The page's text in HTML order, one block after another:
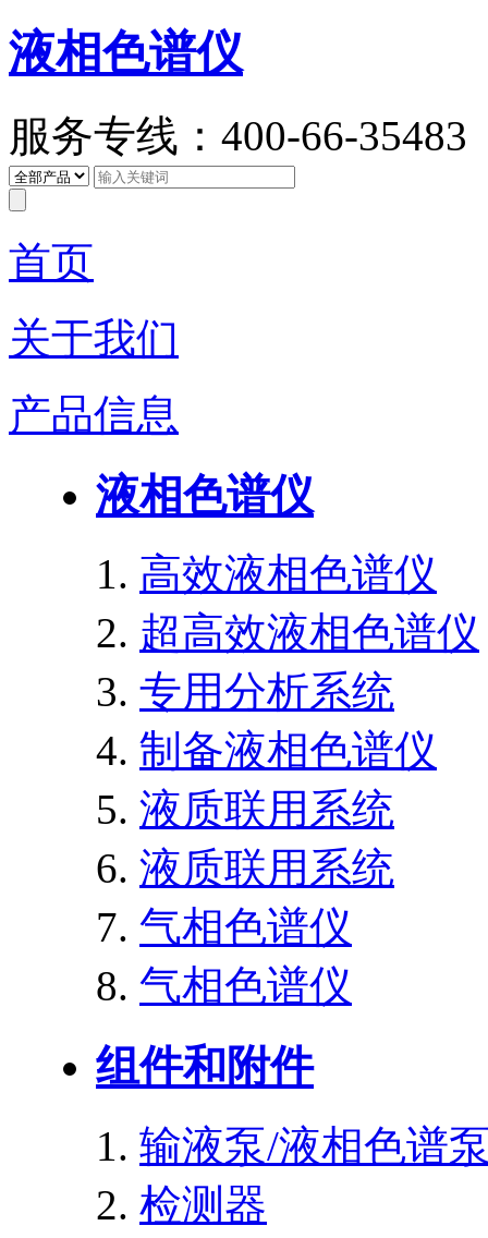
液相色谱仪
服务专线：400-66-35483
首页
关于我们
产品信息
液相色谱仪
高效液相色谱仪
超高效液相色谱仪
专用分析系统
制备液相色谱仪
液质联用系统
液质联用系统
气相色谱仪
气相色谱仪
组件和附件
输液泵/液相色谱
检测器